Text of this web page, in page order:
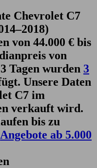
Chevrolet C7
von 44.000 € bis
von
Tagen wurden 3
Unsere Daten
C7 im
verkauft wird.
bis zu
Angebote ab 5.000